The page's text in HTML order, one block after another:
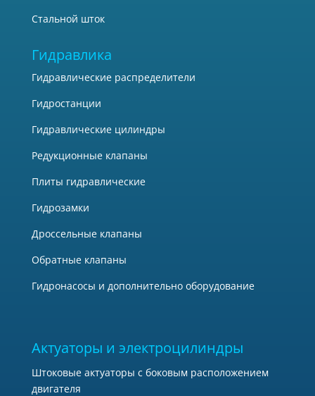
Стальной шток
Гидравлика
Гидравлические распределители
Гидростанции
Гидравлические цилиндры
Редукционные клапаны
Плиты гидравлические
Гидрозамки
Дроссельные клапаны
Обратные клапаны
Гидронасосы и дополнительно оборудование
Актуаторы и электроцилиндры
Штоковые актуаторы с боковым расположением
двигателя